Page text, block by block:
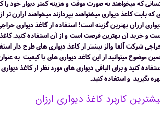
که میخواهند به صورت موقت و هزینه کمتر دیوار خود را
که بابت کاغذ دیواری میخئواهند بپردازند میخواهند ارازن
ارزان بهترین گزینه است! استفاده از کاغذ دیواری
و خرید آن بهترین فرصت است و از آن استفاده کنید. کاغذ
شرکت آلفا والز بیشتر از کاغذ دیواری های طرح دار
موضوع میتوانید از این کاغذ دیواری های با کیفیت به
کنید و برای الباقی دیواری های مورد نظر ار کاغذ
بگیرید و استفاده کنید.
کاربرد کاغذ دیواری ارزان